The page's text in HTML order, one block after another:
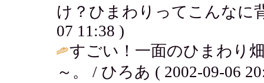
け？ひまわりってこんなに
07 11:38 )
すごい！一面のひまわり
～。 / ひろあ ( 2002-09-06